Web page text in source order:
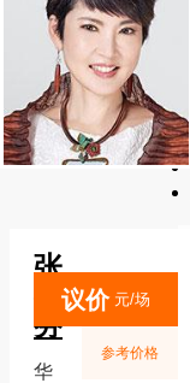
张
德
芬
华
议价 元/场
参考价格